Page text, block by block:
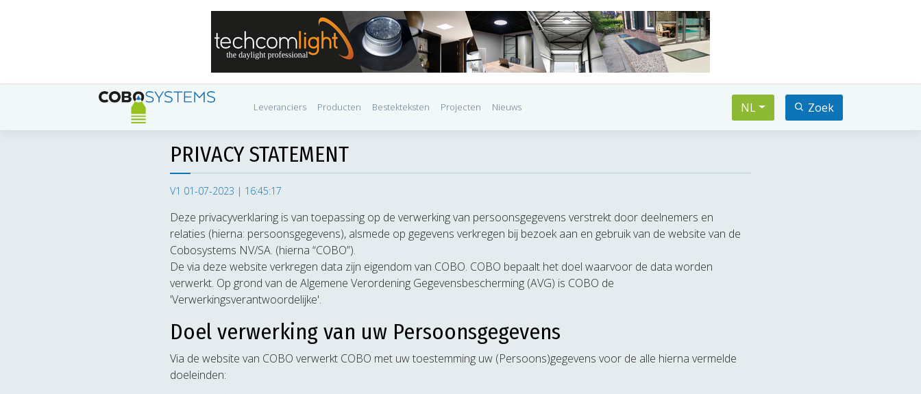
Leveranciers Producten Bestekteksten Projecten Nieuws NL Zoek
PRIVACY STATEMENT
V1 01-07-2023 | 16:45:17
Deze privacyverklaring is van toepassing op de verwerking van persoonsgegevens verstrekt door deelnemers en
relaties (hierna: persoonsgegevens), alsmede op gegevens verkregen bij bezoek aan en gebruik van de website van de
Cobosystems NV/SA. (hierna “COBO”).
De via deze website verkregen data zijn eigendom van COBO. COBO bepaalt het doel waarvoor de data worden
verwerkt. Op grond van de Algemene Verordening Gegevensbescherming (AVG) is COBO de
'Verwerkingsverantwoordelijke'.
Doel verwerking van uw Persoonsgegevens
Via de website van COBO verwerkt COBO met uw toestemming uw (Persoons)gegevens voor de alle hierna vermelde
doeleinden: